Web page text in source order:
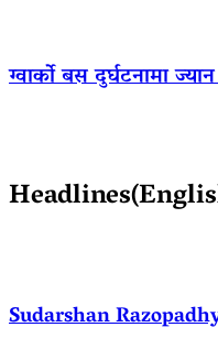
ग्वार्को बस दुर्घटनामा
Sudarshan